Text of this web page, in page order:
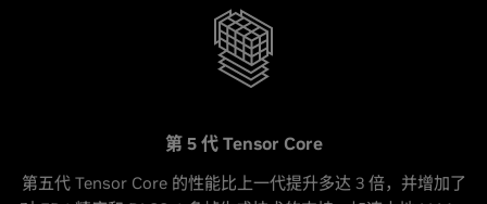
第 5 代 Tensor Core
第五代 Tensor Core 的性能比上一代提升多达 3 倍，并增加了